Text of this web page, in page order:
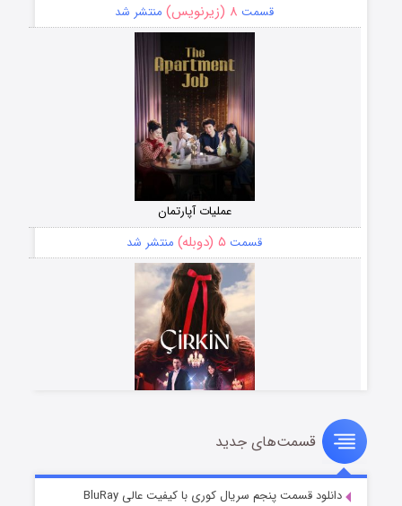
قسمت ۸ (زیرنویس) منتشر شد
عملیات آپارتمان
قسمت ۵ (دوبله) منتشر شد
سریال زشت
قسمت۲ (زیرنویس) منتشر شد
قسمت‌های جدید
دانلود قسمت پنجم سریال کوری با کیفیت عالی BluRay